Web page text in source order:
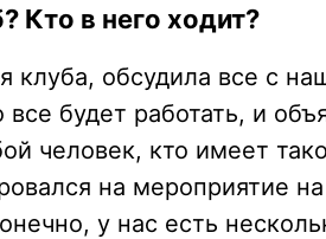
Кто в него ходит?
клуба, обсудила все с
будет работать, и
человек, кто имеет
на мероприятие
у нас есть